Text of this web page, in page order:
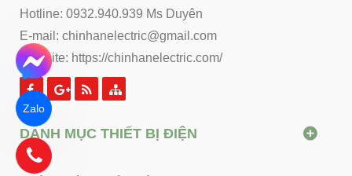
Hotline: 0932.940.939 Ms Duyên
E-mail: chinhanelectric@gmail.com
Website: https://chinhanelectric.com/
DANH MỤC THIẾT BỊ ĐIỆN
Zalo